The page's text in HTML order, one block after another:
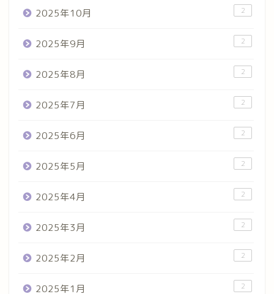
2025年10月 2
2025年9月 2
2025年8月 2
2025年7月 2
2025年6月 2
2025年5月 2
2025年4月 2
2025年3月 2
2025年2月 2
2025年1月 2